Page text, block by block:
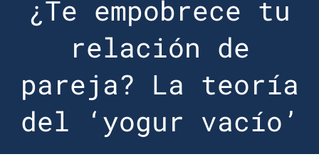
¿Te empobrece tu
relación de
pareja? La teoría
del ‘yogur vacío’